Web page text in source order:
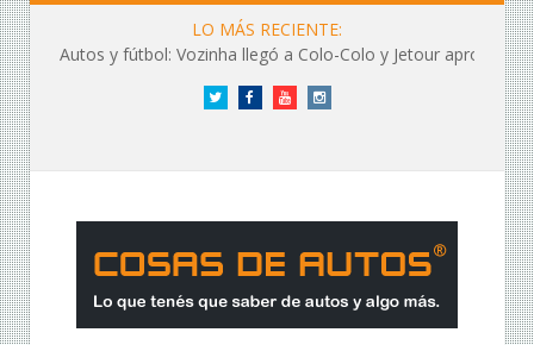
LO MÁS RECIENTE:
Autos y fútbol: Vozinha llegó a Colo-Colo y Jetour aprovechó los flashes
Twitter FacebookYouTubeInstagram